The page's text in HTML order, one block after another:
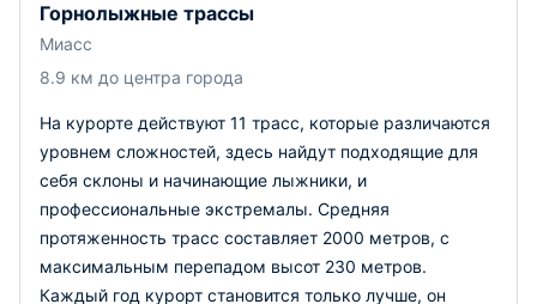
Горнолыжные трассы
Миасс
8.9 км до центра города
На курорте действуют 11 трасс, которые различаются
уровнем сложностей, здесь найдут подходящие для
себя склоны и начинающие лыжники, и
профессиональные экстремалы. Средняя
протяженность трасс составляет 2000 метров, с
максимальным перепадом высот 230 метров.
Каждый год курорт становится только лучше, он